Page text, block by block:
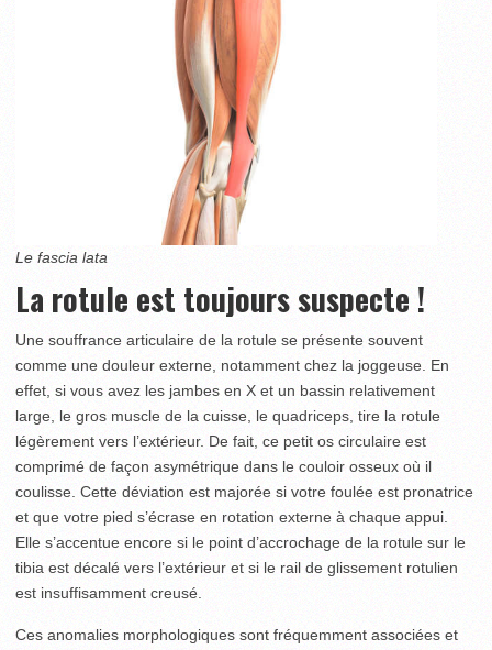
Le fascia lata
La rotule est toujours suspecte !
Une souffrance articulaire de la rotule se présente souvent
comme une douleur externe, notamment chez la joggeuse. En
effet, si vous avez les jambes en X et un bassin relativement
large, le gros muscle de la cuisse, le quadriceps, tire la rotule
légèrement vers l’extérieur. De fait, ce petit os circulaire est
comprimé de façon asymétrique dans le couloir osseux où il
coulisse. Cette déviation est majorée si votre foulée est pronatrice
et que votre pied s’écrase en rotation externe à chaque appui.
Elle s’accentue encore si le point d’accrochage de la rotule sur le
tibia est décalé vers l’extérieur et si le rail de glissement rotulien
est insuffisamment creusé.
Ces anomalies morphologiques sont fréquemment associées et